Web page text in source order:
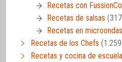
Recetas con
Recetas de salsas
Recetas en microondas
Recetas de los Chefs
Recetas y cocina de escuela